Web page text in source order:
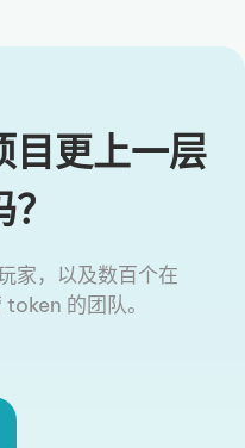
目更上一层
家，以及数百个在
的团队。